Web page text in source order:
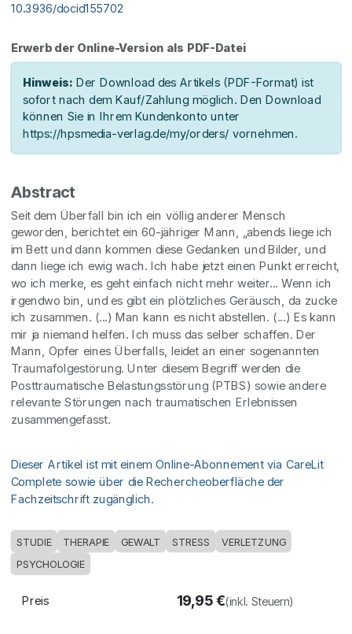
10.3936/docid155702
Erwerb der Online-Version als PDF-Datei
Hinweis: Der Download des Artikels (PDF-Format) ist
sofort nach dem Kauf/Zahlung möglich. Den Download
können Sie in Ihrem Kundenkonto unter
https://hpsmedia-verlag.de/my/orders/ vornehmen.
Abstract
Seit dem Überfall bin ich ein völlig anderer Mensch
geworden, berichtet ein 60-jähriger Mann, „abends liege ich
im Bett und dann kommen diese Gedanken und Bilder, und
dann liege ich ewig wach. Ich habe jetzt einen Punkt erreicht,
wo ich merke, es geht einfach nicht mehr weiter... Wenn ich
irgendwo bin, und es gibt ein plötzliches Geräusch, da zucke
ich zusammen. (...) Man kann es nicht abstellen. (...) Es kann
mir ja niemand helfen. Ich muss das selber schaffen. Der
Mann, Opfer eines Überfalls, leidet an einer sogenannten
Traumafolgestörung. Unter diesem Begriff werden die
Posttraumatische Belastungsstörung (PTBS) sowie andere
relevante Störungen nach traumatischen Erlebnissen
zusammengefasst.
Dieser Artikel ist mit einem Online-Abonnement via CareLit
Complete sowie über die Rechercheoberfläche der
Fachzeitschrift zugänglich.
STUDIE THERAPIE GEWALT STRESS VERLETZUNG
PSYCHOLOGIE
Preis 19,95€(inkl. Steuern)